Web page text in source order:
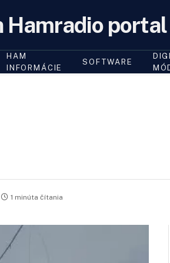
Hamradio portal
HAM
INFORMÁCIE
SOFTWARE
1 minúta čítania